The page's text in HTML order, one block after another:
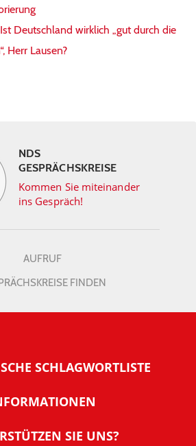
Ist Deutschland wirklich „gut durch die
Herr Lausen?
NDS
GESPRÄCHSKREISE
Kommen Sie miteinander
ins Gespräch!
AUFRUF
FINDEN
SCHLAGWORTLISTE
NachDenkSeiten
SIE UNS?